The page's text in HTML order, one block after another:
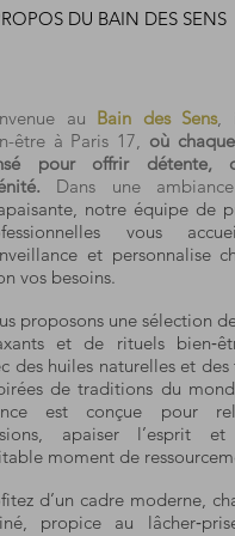
DU BAIN DES SENS
au Bain des Sens,
être à Paris 17, où
pour offrir détente,
Dans une
notre équipe de
vous
et personnalise
vos besoins.
proposons une sélection
et de rituels
des huiles naturelles et des
de traditions du
est conçue pour
apaiser l’esprit
moment de
d’un cadre moderne,
propice au